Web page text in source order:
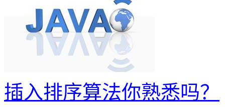
插入排序算法你熟悉吗？